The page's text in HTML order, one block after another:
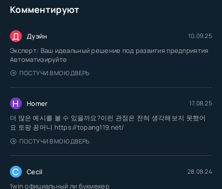
Комментируют
Д Дуэйн 10.09.25
Эксперт: Ваш идеальный решение под развития предприятия
Автоматизируйте
ПОСТУЧИ В МОЮ ДВЕРЬ
H Homer 17.08.25
더 많은 예시를 볼 수 있을까요?이런 관점은 전혀 생각해보지 못했어
요 토팡 꽁머니 https://topang119.net/
ПОСТУЧИ В МОЮ ДВЕРЬ
C Cecil 28.08.24
1win официальный ли букмекер